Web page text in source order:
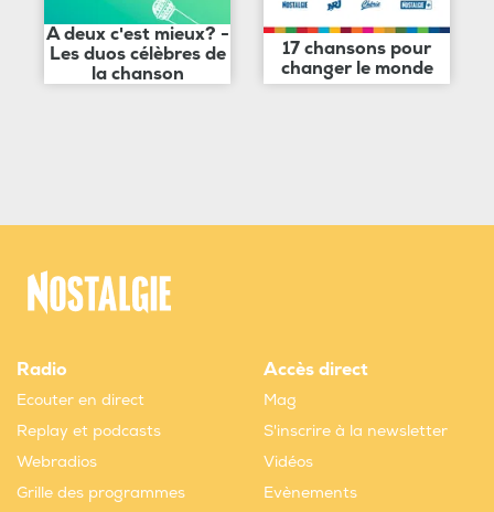
A deux c'est mieux? -
Les duos célèbres de
la chanson
17 chansons pour
changer le monde
Radio
Ecouter en direct
Replay et podcasts
Webradios
Grille des programmes
Accès direct
Mag
S'inscrire à la newsletter
Vidéos
Evènements